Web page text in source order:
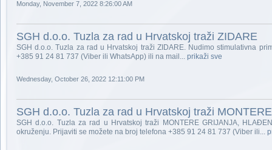
Monday, November 7, 2022 8:26:00 AM
SGH d.o.o. Tuzla za rad u Hrvatskoj traži ZIDARE
SGH d.o.o. Tuzla za rad u Hrvatskoj traži ZIDARE. Nudimo stimulativna
+385 91 24 81 737 (Viber ili WhatsApp) ili na mail... prikaži sve
Wednesday, October 26, 2022 12:11:00 PM
SGH d.o.o. Tuzla za rad u Hrvatskoj traži
SGH d.o.o. Tuzla za rad u Hrvatskoj traži MONTERE GRIJANJA,
okruženju. Prijaviti se možete na broj telefona +385 91 24 81 737 (Viber ili...